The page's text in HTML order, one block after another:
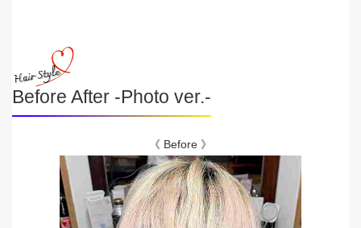
Before After -Photo ver.-
《 Before 》